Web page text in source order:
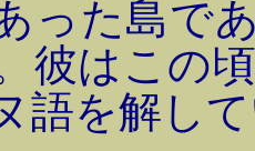
った島で
彼はこの
語を解し